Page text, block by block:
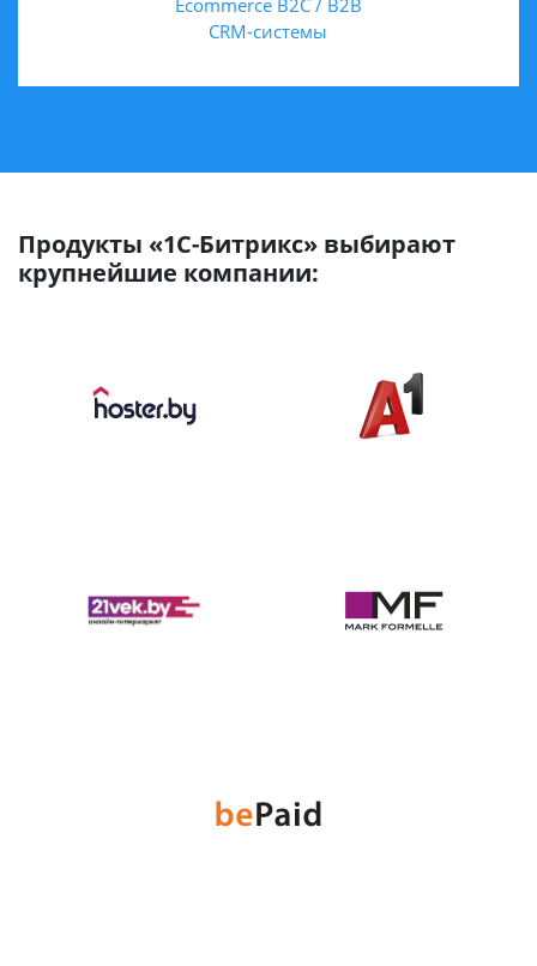
Ecommerce B2C / B2B
CRM-системы
Продукты «1С-Битрикс» выбирают
крупнейшие компании: